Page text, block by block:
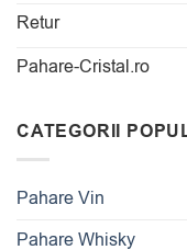
Retur
Pahare-Cristal.ro
CATEGORII
Pahare Vin
Pahare Whisky